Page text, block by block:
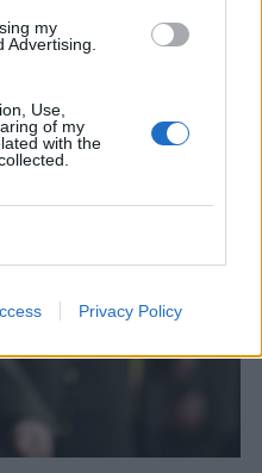
my
Advertising.
Use,
of my
with the
Privacy Policy